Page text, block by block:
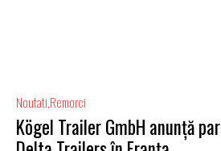
Noutati Remorci
Kögel Trailer GmbH anunță